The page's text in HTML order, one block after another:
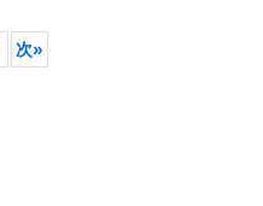
次»